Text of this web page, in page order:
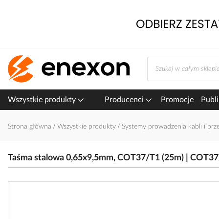
Wszystkie produkty Producenci Promocje
Strona główna Wszystkie produkty Systemy prowadzenia kabli i
Taśma stalowa 0,65x9,5mm, COT37/T1 (25m) |